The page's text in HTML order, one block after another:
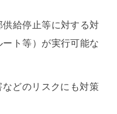
給停止等に対する対
ト等）が実行可能な
どのリスクにも対策